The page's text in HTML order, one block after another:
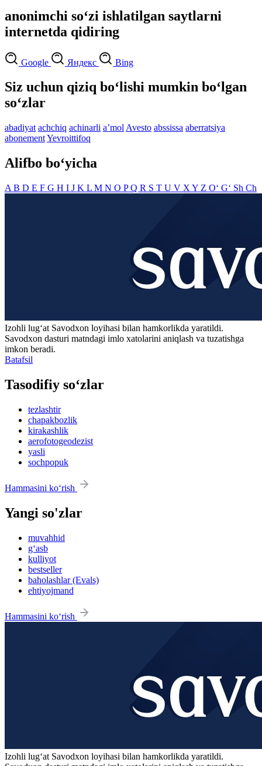
anonimchi so‘zi ishlatilgan saytlarni
internetda qidiring
Google Яндекс Bing
Siz uchun qiziq bo‘lishi mumkin bo‘lgan
so‘zlar
abadiyat achchiq achinarli aʼmol Avesto abssissa aberratsiya
abonementYevroittifoq
Alifbo bo‘yicha
A B D E F G H I J K L M N O PQ R S T U V X Y Z O‘ G‘ Sh Ch
Izohli lugʻat Savodxon loyihasi bilan hamkorlikda yaratildi.
Savodxon dasturi matndagi imlo xatolarini aniqlash va tuzatishga
imkon beradi.
Batafsil
Tasodifiy so‘zlar
tezlashtir
chapakbozlik
kirakashlik
aerofotogeodezist
yasli
sochpopuk
Hammasini ko‘rish
Yangi so'zlar
muvahhid
g‘asb
kulliyot
bestseller
baholashlar (Evals)
ehtiyojmand
Hammasini ko‘rish
Izohli lugʻat Savodxon loyihasi bilan hamkorlikda yaratildi.